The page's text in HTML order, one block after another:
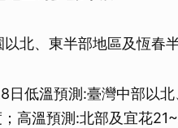
北、東半部地區及恆春
日低溫預測:臺灣中部以
高溫預測:北部及宜花